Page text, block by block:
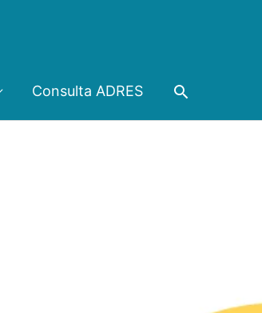
Consulta ADRES Buscar